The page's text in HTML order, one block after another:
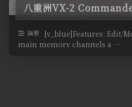
八重洲VX-2
摘要
[v_blue]Features: Edit/
main memory channels a …